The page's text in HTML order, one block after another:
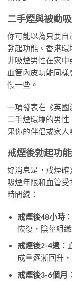
二手煙與被動
你可能以為只要自
勃起功能。香港環
非吸煙男性在家
血管內皮功能同
慢一些。
一項發表在《英國
二手煙環境的男
果你的伴侶或家人
戒煙後勃起功
好消息是，戒煙確
吸煙年限和血管
時間線：
戒煙後48小時
恢復，陰莖組
戒煙後2-4週：
成量逐漸回升
戒煙後3-6個月